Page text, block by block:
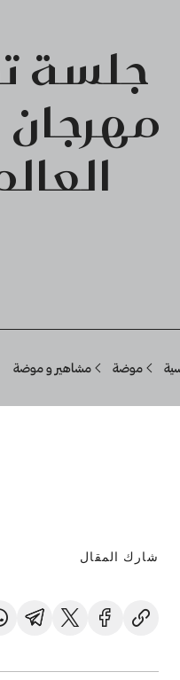
جلسة
مهرجان
موضة مشاهير و موضة
شارك المقال